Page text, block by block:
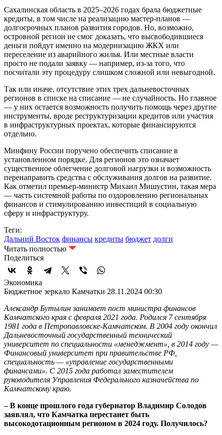
Сахалинская область в 2025–2026 годах брала бюджетные
кредиты, в том числе на реализацию мастер-планов —
долгосрочных планов развития городов. Но, возможно,
островной регион не смог доказать, что высвободившиеся
деньги пойдут именно на модернизацию ЖКХ или
переселение из аварийного жилья. Или местные власти
просто не подали заявку — например, из-за того, что
посчитали эту процедуру слишком сложной или невыгодной.
Так или иначе, отсутствие этих трех дальневосточных
регионов в списке на списание — не случайность. Но главное
— у них остается возможность получить помощь через другие
инструменты, вроде реструктуризации кредитов или участия
в инфраструктурных проектах, которые финансируются
отдельно.
Минфину России поручено обеспечить списание в
установленном порядке. Для регионов это означает
существенное облегчение долговой нагрузки и возможность
перенаправить средства с обслуживания долгов на развитие.
Как отметил премьер-министр Михаил Мишустин, такая мера
— часть системной работы по оздоровлению региональных
финансов и стимулированию инвестиций в социальную
сферу и инфраструктуру.
Теги:
Дальний Восток финансы кредиты бюджет долги
Читать полностью
Поделиться
Экономика
Бюджетное зеркало Камчатки 28.11.2024 00:30
Александр Бутылин занимает пост министра финансов
Камчатского края с февраля 2021 года. Родился 7 сентября
1981 года в Петропавловске-Камчатском. В 2004 году окончил
Дальневосточный государственный технический
университет по специальности «менеджмент», в 2014 году —
Финансовый университет при правительстве РФ,
специальность — «управление государственными
финансами». С 2015 года работал заместителем
руководителя Управления Федерального казначейства по
Камчатскому краю.
– В конце прошлого года губернатор Владимир Солодов
заявлял, что Камчатка перестанет быть
высокодотационным регионом в 2024 году. Получилось?